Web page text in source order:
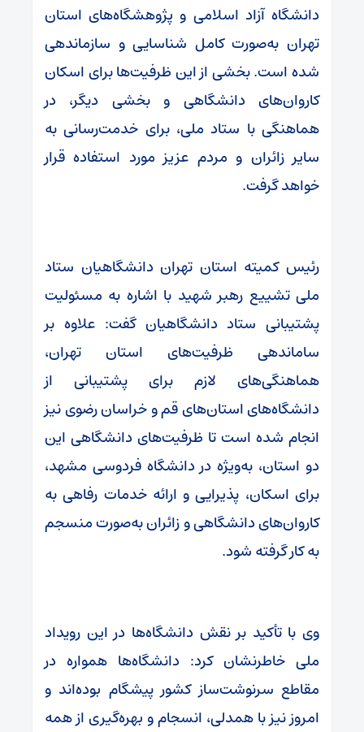
دانشگاه آزاد اسلامی و پژوهشگاه‌های استان
تهران به‌صورت کامل شناسایی و سازماندهی
شده است. بخشی از این ظرفیت‌ها برای اسکان
کاروان‌های دانشگاهی و بخشی دیگر، در
هماهنگی با ستاد ملی، برای خدمت‌رسانی به
سایر زائران و مردم عزیز مورد استفاده قرار
خواهد گرفت.
رئیس کمیته استان تهران دانشگاهیان ستاد
ملی تشییع رهبر شهید با اشاره به مسئولیت
پشتیبانی ستاد دانشگاهیان گفت: علاوه بر
ساماندهی ظرفیت‌های استان تهران،
هماهنگی‌های لازم برای پشتیبانی از
دانشگاه‌های استان‌های قم و خراسان رضوی نیز
انجام شده است تا ظرفیت‌های دانشگاهی این
دو استان، به‌ویژه در دانشگاه فردوسی مشهد،
برای اسکان، پذیرایی و ارائه خدمات رفاهی به
کاروان‌های دانشگاهی و زائران به‌صورت منسجم
به کار گرفته شود.
وی با تأکید بر نقش دانشگاه‌ها در این رویداد
ملی خاطرنشان کرد: دانشگاه‌ها همواره در
مقاطع سرنوشت‌ساز کشور پیشگام بوده‌اند و
امروز نیز با همدلی، انسجام و بهره‌گیری از همه